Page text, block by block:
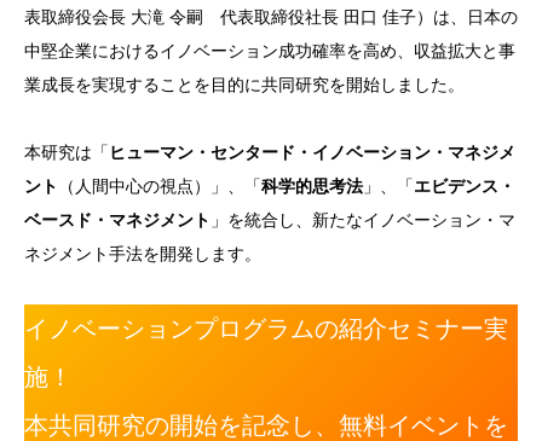
表取締役会長 大滝 令嗣 代表取締役社長 田口 佳子）は、日本の
中堅企業におけるイノベーション成功確率を高め、収益拡大と事
業成長を実現することを目的に共同研究を開始しました。
本研究は「 ヒューマン・センタード・イノベーション・マネジメ
ント
（人間中心の視点）」、「科学的思考法 」、「エビデンス・
ベースド・マネジメント 」を統合し、新たなイノベーション・マ
ネジメント手法を開発します。
イノベーションプログラムの紹介セミナー実
施！
本共同研究の開始を記念し、無料イベントを